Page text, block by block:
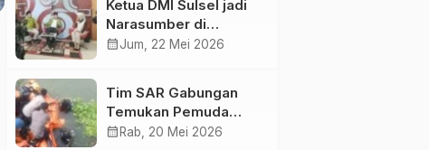
Ketua DMI Sulsel jadi
Narasumber di
Kompas Tv
calendar_monthJum, 22 Mei 2026
Tim SAR Gabungan
Temukan Pemuda
Loncat ke Sungai
calendar_month Rab, 20 Mei 2026